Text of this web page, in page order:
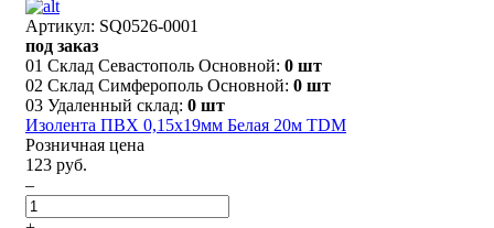
Артикул: SQ0526-0001
под заказ
01 Склад Севастополь Основной: 0 шт
02 Склад Симферополь Основной: 0 шт
03 Удаленный склад: 0 шт
Изолента ПВХ 0,15х19мм Белая 20м TDM
Розничная цена
123 руб.
–